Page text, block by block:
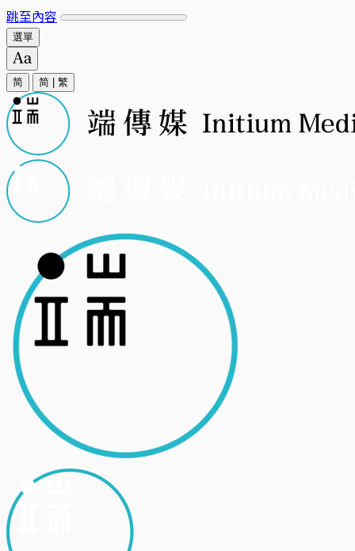
跳至內容
選單
简 简 繁